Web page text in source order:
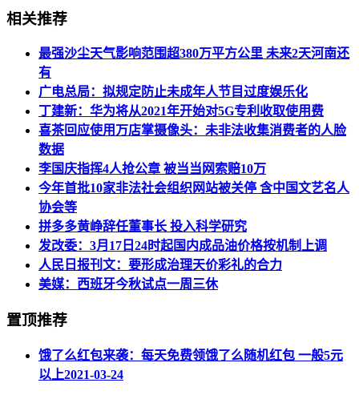
相关推荐
最强沙尘天气影响范围超380万平方公里 未来2天河南还
有
广电总局：拟规定防止未成年人节目过度娱乐化
丁建新：华为将从2021年开始对5G专利收取使用费
喜茶回应使用万店掌摄像头：未非法收集消费者的人脸
数据
李国庆指挥4人抢公章 被当当网索赔10万
今年首批10家非法社会组织网站被关停 含中国文艺名人
协会等
拼多多黄峥辞任董事长 投入科学研究
发改委：3月17日24时起国内成品油价格按机制上调
人民日报刊文：要形成治理天价彩礼的合力
美媒：西班牙今秋试点一周三休
置顶推荐
饿了么红包来袭：每天免费领饿了么随机红包 一般5元
以上2021-03-24